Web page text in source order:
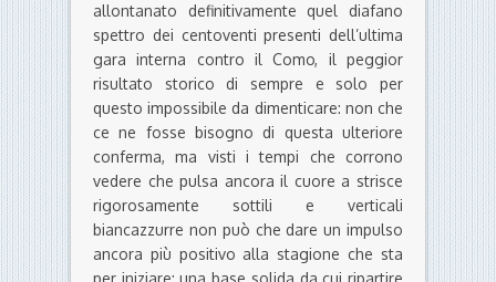
allontanato definitivamente quel diafano
spettro dei centoventi presenti dell’ultima
gara interna contro il Como, il peggior
risultato storico di sempre e solo per
questo impossibile da dimenticare: non che
ce ne fosse bisogno di questa ulteriore
conferma, ma visti i tempi che corrono
vedere che pulsa ancora il cuore a strisce
rigorosamente sottili e verticali
biancazzurre non può che dare un impulso
ancora più positivo alla stagione che sta